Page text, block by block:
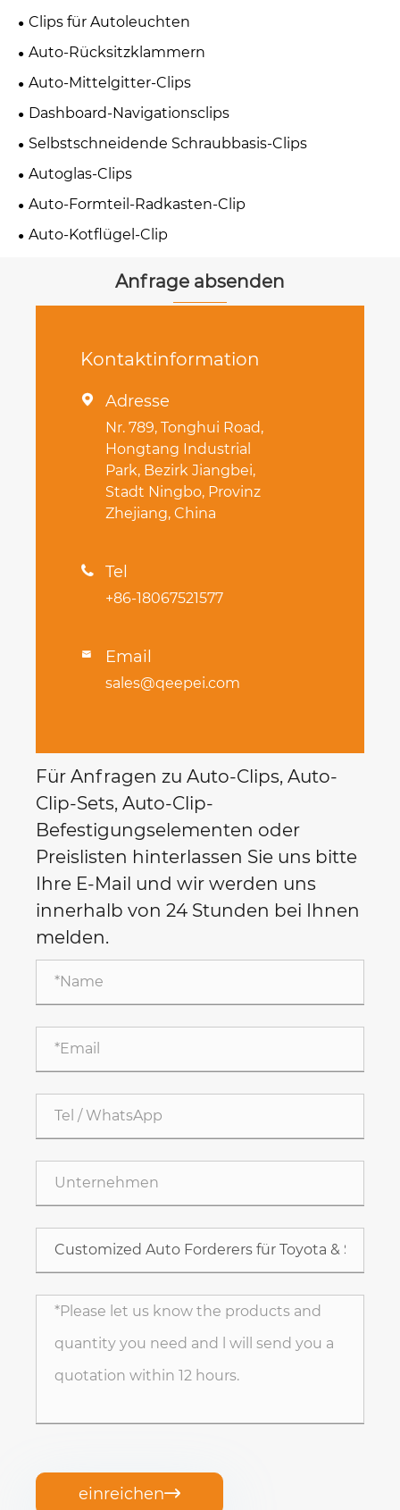
Clips für Autoleuchten
Auto-Rücksitzklammern
Auto-Mittelgitter-Clips
Dashboard-Navigationsclips
Selbstschneidende Schraubbasis-Clips
Autoglas-Clips
Auto-Formteil-Radkasten-Clip
Auto-Kotflügel-Clip
Anfrage absenden
Kontaktinformation
 Adresse
Nr. 789, Tonghui Road,
Hongtang Industrial
Park, Bezirk Jiangbei,
Stadt Ningbo, Provinz
Zhejiang, China
 Tel
+86-18067521577
 Email
sales@qeepei.com
Für Anfragen zu Auto-Clips, Auto-
Clip-Sets, Auto-Clip-
Befestigungselementen oder
Preislisten hinterlassen Sie uns bitte
Ihre E-Mail und wir werden uns
innerhalb von 24 Stunden bei Ihnen
melden.
einreichen